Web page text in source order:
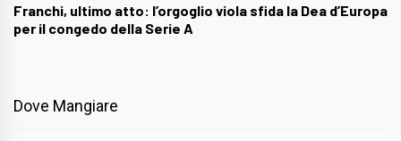
Franchi, ultimo atto: l’orgoglio viola sfida la Dea d’Europa
per il congedo della Serie A
Dove Mangiare